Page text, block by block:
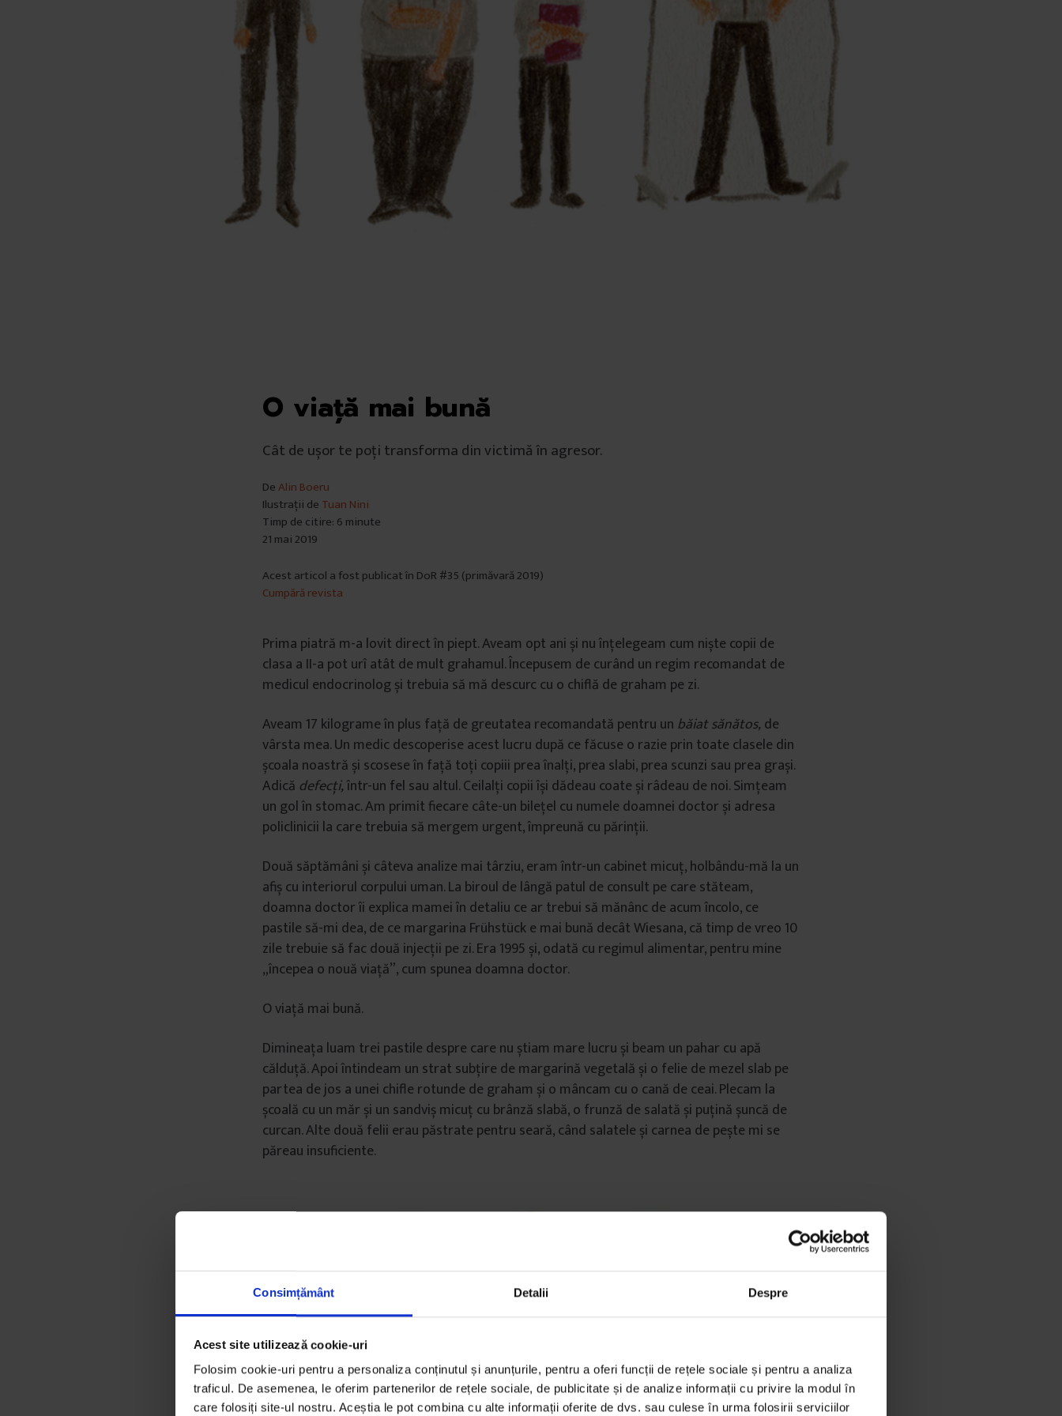
Consimțământ Detalii Despre
Acest site utilizează cookie-uri
Folosim cookie-uri pentru a personaliza conținutul și anunțurile, pentru a oferi funcții de rețele sociale și pentru a analiza
traficul. De asemenea, le oferim partenerilor de rețele sociale, de publicitate și de analize informații cu privire la modul în
care folosiți site-ul nostru. Aceștia le pot combina cu alte informații oferite de dvs. sau culese în urma folosirii serviciilor
O viață mai bună
Cât de ușor te poți transforma din victimă în agresor.
DeAlin Boeru
Ilustrații de Tuan Nini
Timp de citire: 6 minute
21 mai 2019
Acest articol a fost publicat în DoR #35 (primăvară 2019)
Cumpără revista
Prima piatră m-a lovit direct în piept. Aveam opt ani și nu înțelegeam cum niște copii de
clasa a II-a pot urî atât de mult grahamul. Începusem de curând un regim recomandat de
medicul endocrinolog și trebuia să mă descurc cu o chiflă de graham pe zi.
Aveam 17 kilograme în plus față de greutatea recomandată pentru un băiat sănătos, de
vârsta mea. Un medic descoperise acest lucru după ce făcuse o razie prin toate clasele din
școala noastră și scosese în față toți copiii prea înalți, prea slabi, prea scunzi sau prea grași.
Adică defecți,într-un fel sau altul. Ceilalți copii își dădeau coate și râdeau de noi. Simţeam
un gol în stomac. Am primit fiecare câte-un bilețel cu numele doamnei doctor și adresa
policlinicii la care trebuia să mergem urgent, împreună cu părinții.
Două săptămâni și câteva analize mai târziu, eram într-un cabinet micuț, holbându-mă la un
afiș cu interiorul corpului uman. La biroul de lângă patul de consult pe care stăteam,
doamna doctor îi explica mamei în detaliu ce ar trebui să mănânc de acum încolo, ce
pastile să-mi dea, de ce margarina Frühstück e mai bună decât Wiesana, că timp de vreo 10
zile trebuie să fac două injecții pe zi. Era 1995 și, odată cu regimul alimentar, pentru mine
„începea o nouă viață”, cum spunea doamna doctor.
O viață mai bună.
Dimineața luam trei pastile despre care nu știam mare lucru și beam un pahar cu apă
călduță. Apoi întindeam un strat subțire de margarină vegetală și o felie de mezel slab pe
partea de jos a unei chifle rotunde de graham și o mâncam cu o cană de ceai. Plecam la
școală cu un măr și un sandviș micuț cu brânză slabă, o frunză de salată și puțină șuncă de
curcan. Alte două felii erau păstrate pentru seară, când salatele și carnea de pește mi se
păreau insuficiente.